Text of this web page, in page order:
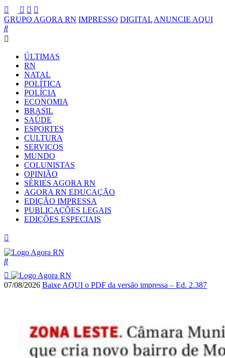
GRUPO AGORA RN IMPRESSO DIGITAL ANUNCIE AQUI
ÚLTIMAS
RN
NATAL
POLÍTICA
POLÍCIA
ECONOMIA
BRASIL
SAÚDE
ESPORTES
CULTURA
SERVIÇOS
MUNDO
COLUNISTAS
OPINIÃO
SÉRIES AGORA RN
AGORA RN EDUCAÇÃO
EDIÇÃO IMPRESSA
PUBLICAÇÕES LEGAIS
EDIÇÕES ESPECIAIS
07/08/2026 Baixe AQUI o PDF da versão impressa – Ed. 2.387